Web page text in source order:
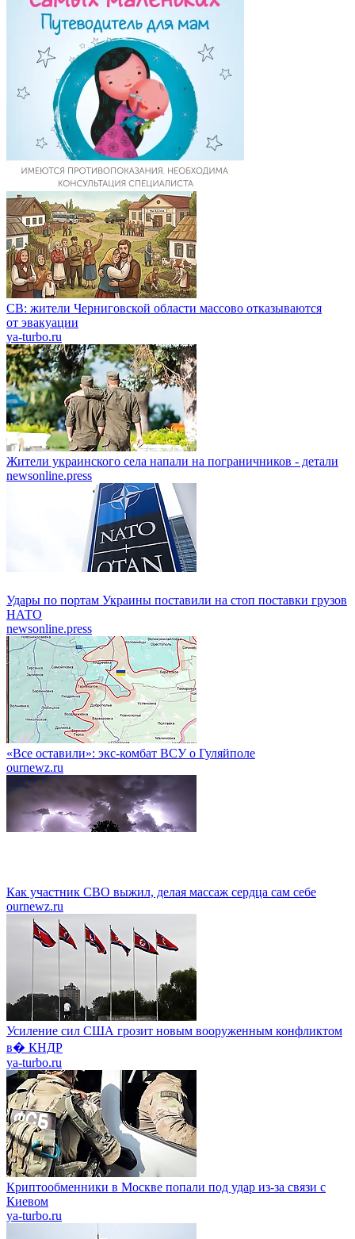
СВ: жители Черниговской области массово отказываются
от эвакуации
ya-turbo.ru
Жители украинского села напали на пограничников - детали
newsonline.press
Удары по портам Украины поставили на стоп поставки грузов
НАТО
newsonline.press
«Все оставили»: экс-комбат ВСУ о Гуляйполе
ournewz.ru
Как участник СВО выжил, делая массаж сердца сам себе
ournewz.ru
Усиление сил США грозит новым вооруженным конфликтом
в� КНДР
ya-turbo.ru
Криптообменники в Москве попали под удар из-за связи с
Киевом
ya-turbo.ru